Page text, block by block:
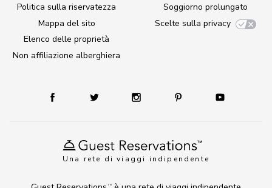
Una rete di viaggi indipendente
Politica sulla riservatezza
Mappa del sito
Elenco delle proprietà
Non affiliazione alberghiera
Soggiorno prolungato
Scelte sulla privacy
TM